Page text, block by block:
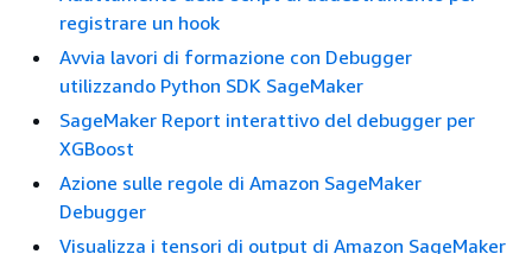
registrare un hook
Avvia lavori di formazione con Debugger
utilizzando Python SDK SageMaker
SageMaker Report interattivo del debugger per
XGBoost
Azione sulle regole di Amazon SageMaker
Debugger
Visualizza i tensori di output di Amazon SageMaker